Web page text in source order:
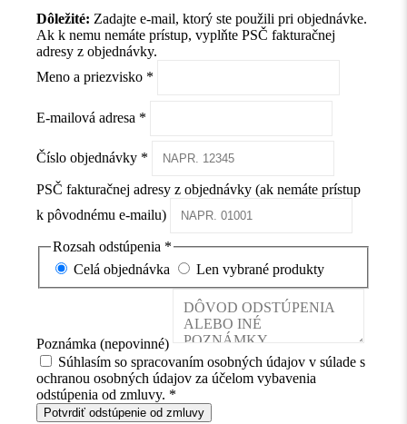
Dôležité: Zadajte e-mail, ktorý ste použili pri objednávke.
Ak k nemu nemáte prístup, vyplňte PSČ fakturačnej
adresy z objednávky.
Meno a priezvisko *
E-mailová adresa *
Číslo objednávky *
PSČ fakturačnej adresy z objednávky(ak nemáte prístup
k pôvodnému e-mailu)
Rozsah odstúpenia *
Celá objednávka
Len vybrané produkty
Poznámka(nepovinné)
Súhlasím so spracovaním osobných údajov v súlade s
ochranou osobných údajov za účelom vybavenia
odstúpenia od zmluvy. *
Potvrdiť odstúpenie od zmluvy